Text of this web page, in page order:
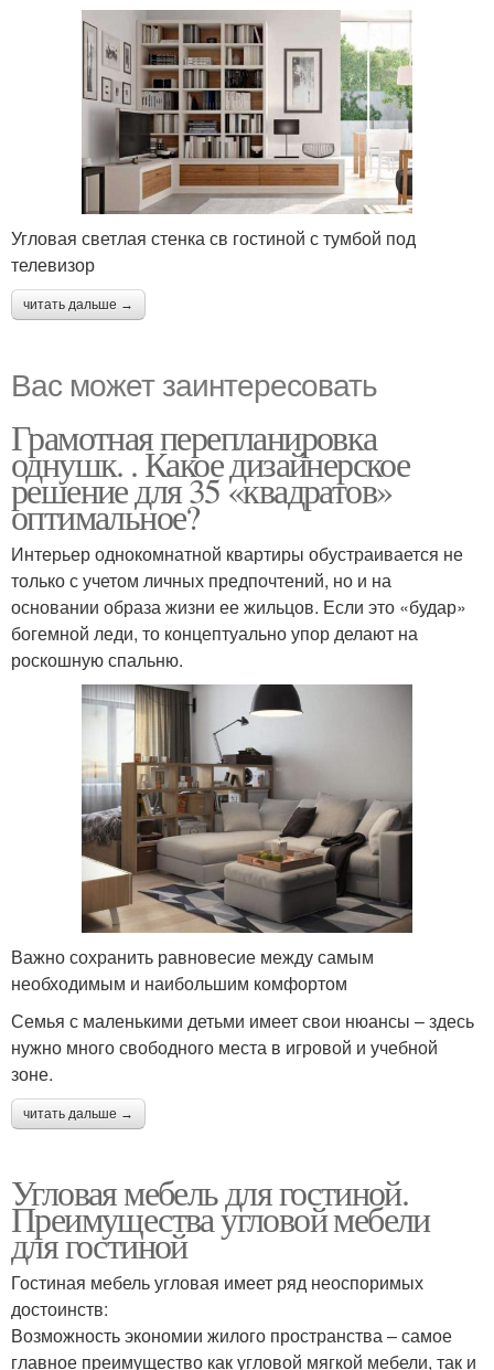
Угловая светлая стенка св гостиной с тумбой под
телевизор
читать дальше →
Вас может заинтересовать
Грамотная перепланировка
однушк. . Какое дизайнерское
решение для 35 «квадратов»
оптимальное?
Интерьер однокомнатной квартиры обустраивается не
только с учетом личных предпочтений, но и на
основании образа жизни ее жильцов. Если это «будар»
богемной леди, то концептуально упор делают на
роскошную спальню.
Важно сохранить равновесие между самым
необходимым и наибольшим комфортом
Семья с маленькими детьми имеет свои нюансы – здесь
нужно много свободного места в игровой и учебной
зоне.
читать дальше →
Угловая мебель для гостиной.
Преимущества угловой мебели
для гостиной
Гостиная мебель угловая имеет ряд неоспоримых
достоинств:
Возможность экономии жилого пространства – самое
главное преимущество как угловой мягкой мебели, так и